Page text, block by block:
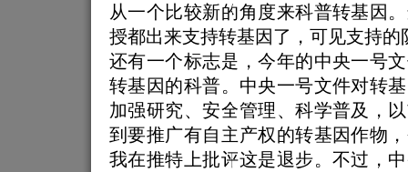
从一个比较新的角度来科普转基因
授都出来支持转基因了，可见支持的
还有一个标志是，今年的中央一号
转基因的科普。中央一号文件对转
加强研究、安全管理、科学普及，
到要推广有自主产权的转基因作物
我在推特上批评这是退步。不过，